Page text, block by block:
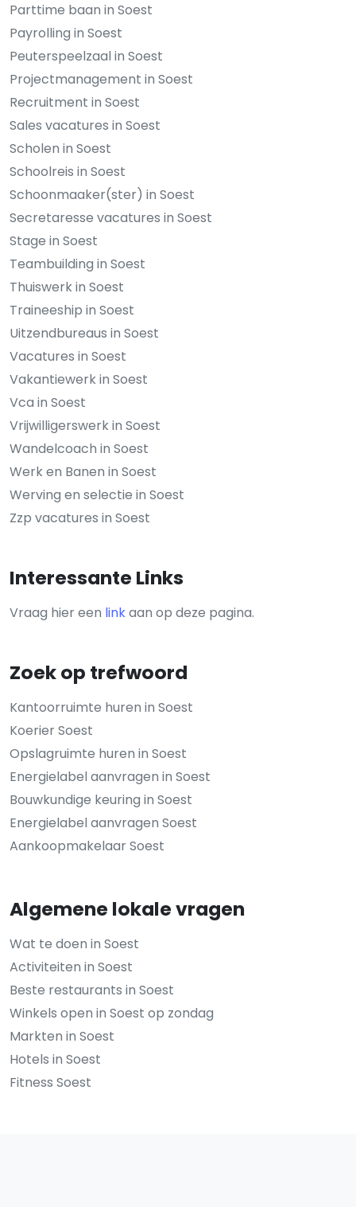
Parttime baan in Soest
Payrolling in Soest
Peuterspeelzaal in Soest
Projectmanagement in Soest
Recruitment in Soest
Sales vacatures in Soest
Scholen in Soest
Schoolreis in Soest
Schoonmaaker(ster) in Soest
Secretaresse vacatures in Soest
Stage in Soest
Teambuilding in Soest
Thuiswerk in Soest
Traineeship in Soest
Uitzendbureaus in Soest
Vacatures in Soest
Vakantiewerk in Soest
Vca in Soest
Vrijwilligerswerk in Soest
Wandelcoach in Soest
Werk en Banen in Soest
Werving en selectie in Soest
Zzp vacatures in Soest
Interessante Links
Vraag hier een linkaan op deze pagina.
Zoek op trefwoord
Kantoorruimte huren in Soest
Koerier Soest
Opslagruimte huren in Soest
Energielabel aanvragen in Soest
Bouwkundige keuring in Soest
Energielabel aanvragen Soest
Aankoopmakelaar Soest
Algemene lokale vragen
Wat te doen in Soest
Activiteiten in Soest
Beste restaurants in Soest
Winkels open in Soest op zondag
Markten in Soest
Hotels in Soest
Fitness Soest